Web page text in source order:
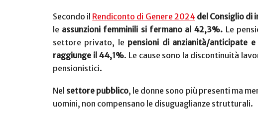
Secondo il Rendiconto di Genere 2024del Consiglio di
le assunzioni femminili si fermano al 42,3%. Le
settore privato, le pensioni di anzianità/anticipate
raggiunge il 44,1%. Le cause sono la discontinuità
pensionistici.
Nel settore pubblico, le donne sono più presenti ma
uomini, non compensano le disuguaglianze strutturali.